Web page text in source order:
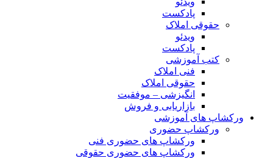
پادکست
حقوقی املاک
ویدئو
پادکست
کتب آموزشی
فنی املاک
حقوقی املاک
انگیزشی – موفقیت
بازاریابی و فروش
ورکشاپ های آموزشی
ورکشاپ حضوری
ورکشاپ های حضوری فنی
ورکشاپ های حضوری حقوقی